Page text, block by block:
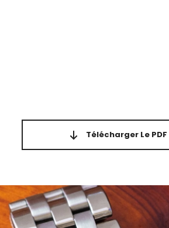
Télécharger Le PDF